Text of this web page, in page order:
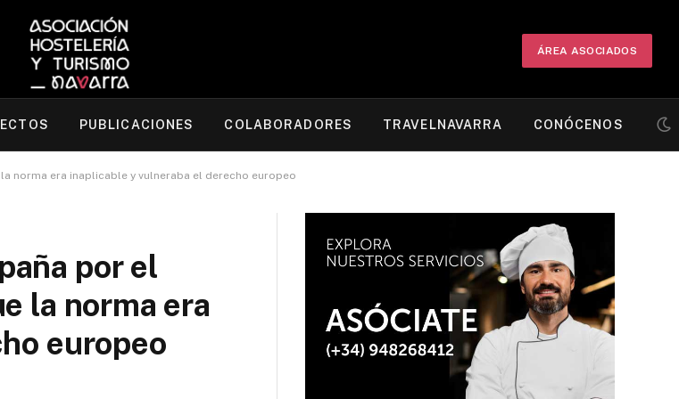
ÁREA ASOCIADOS
PUBLICACIONES COLABORADORES TRAVELNAVARRA CONÓCENOS
norma era inaplicable y vulneraba el derecho europeo
por el
la norma era
europeo